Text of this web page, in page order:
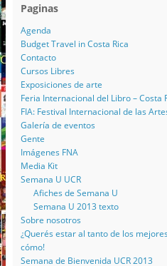
Paginas
Agenda
Budget Travel in Costa Rica
Contacto
Cursos Libres
Exposiciones de arte
Feria Internacional del Libro – Costa
FIA: Festival Internacional de las
Galería de eventos
Gente
Imágenes FNA
Media Kit
Semana U UCR
Afiches de Semana U
Semana U 2013 texto
Sobre nosotros
¿Querés estar al tanto de los
cómo!
Semana de Bienvenida UCR 2013